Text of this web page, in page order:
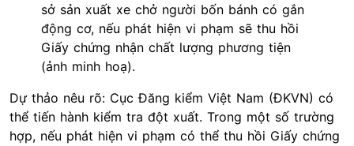
sở sản xuất xe chở người bốn bánh có gắn
động cơ, nếu phát hiện vi phạm sẽ thu hồi
Giấy chứng nhận chất lượng phương tiện
(ảnh minh hoạ).
Dự thảo nêu rõ: Cục Đăng kiểm Việt Nam (ĐKVN) có
thể tiến hành kiểm tra đột xuất. Trong một số trường
hợp, nếu phát hiện vi phạm có thể thu hồi Giấy chứng